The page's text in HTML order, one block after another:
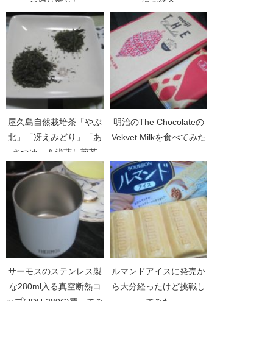
の切り落とし
にご紹介
屋久島自然栽培茶「やぶ
北」「冴えみどり」「あ
さつゆ」＆浅蒸し煎茶
明治のThe Chocolateの
Vekvet Milkを食べてみた
サーモスのステンレス製
な280ml入る真空断熱コ
ップ(JDH-280C)買ってみ
ルマンドアイスに発売か
ら大分経ったけど挑戦し
てみた